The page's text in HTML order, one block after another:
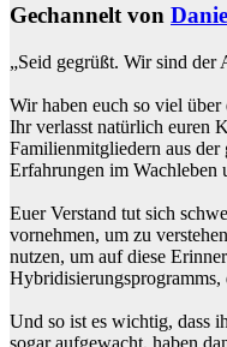
Gechannelt von
„Seid gegrüßt. Wir sind der
Wir haben euch so viel
Ihr verlasst natürlich euren
Familienmitgliedern aus der
Erfahrungen im Wachleben
Euer Verstand tut sich
vornehmen, um zu
nutzen, um auf diese
Und so ist es wichtig, dass
sogar aufgewacht, haben